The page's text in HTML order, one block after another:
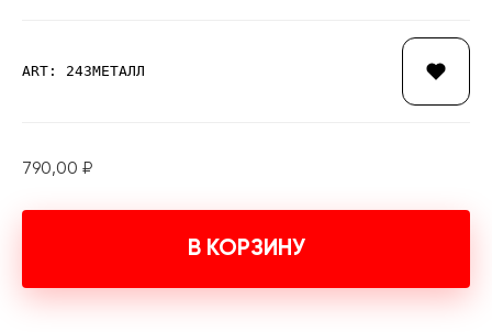
ART: 243МЕТАЛЛ
790,00 ₽
В КОРЗИНУ